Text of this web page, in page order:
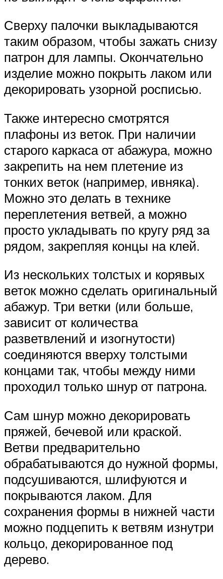
Сверху палочки выкладываются
таким образом, чтобы зажать снизу
патрон для лампы. Окончательно
изделие можно покрыть лаком или
декорировать узорной росписью.
Также интересно смотрятся
плафоны из веток. При наличии
старого каркаса от абажура, можно
закрепить на нем плетение из
тонких веток (например, ивняка).
Можно это делать в технике
переплетения ветвей, а можно
просто укладывать по кругу ряд за
рядом, закрепляя концы на клей.
Из нескольких толстых и корявых
веток можно сделать оригинальный
абажур. Три ветки (или больше,
зависит от количества
разветвлений и изогнутости)
соединяются вверху толстыми
концами так, чтобы между ними
проходил только шнур от патрона.
Сам шнур можно декорировать
пряжей, бечевой или краской.
Ветви предварительно
обрабатываются до нужной формы,
подсушиваются, шлифуются и
покрываются лаком. Для
сохранения формы в нижней части
можно подцепить к ветвям изнутри
кольцо, декорированное под
дерево.